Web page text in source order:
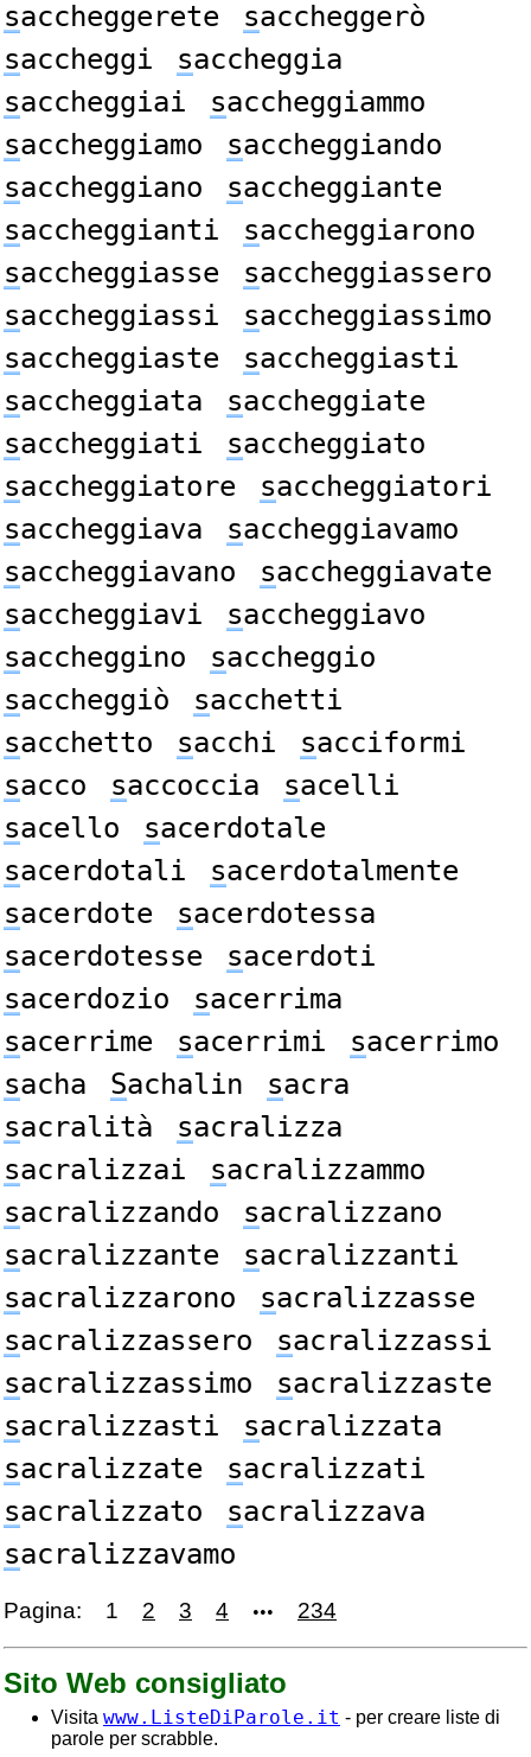
saccheggerete saccheggerò
saccheggi saccheggia
saccheggiai saccheggiammo
saccheggiamo saccheggiando
saccheggiano saccheggiante
saccheggianti saccheggiarono
saccheggiasse saccheggiassero
saccheggiassi saccheggiassimo
saccheggiaste saccheggiasti
saccheggiata saccheggiate
saccheggiati saccheggiato
saccheggiatore saccheggiatori
saccheggiava saccheggiavamo
saccheggiavano saccheggiavate
saccheggiavi saccheggiavo
saccheggino saccheggio
saccheggiò sacchetti
sacchetto sacchi sacciformi
sacco saccoccia sacelli
sacello sacerdotale
sacerdotali sacerdotalmente
sacerdote sacerdotessa
sacerdotesse sacerdoti
sacerdozio sacerrima
sacerrime sacerrimi sacerrimo
sacha Sachalin sacra
sacralità sacralizza
sacralizzai sacralizzammo
sacralizzando sacralizzano
sacralizzante sacralizzanti
sacralizzarono sacralizzasse
sacralizzassero sacralizzassi
sacralizzassimo sacralizzaste
sacralizzasti sacralizzata
sacralizzate sacralizzati
sacralizzato sacralizzava
sacralizzavamo
Pagina: 1 2 3 4 ••• 234
Sito Web consigliato
Visita www.ListeDiParole.it - per creare liste di
parole per scrabble.